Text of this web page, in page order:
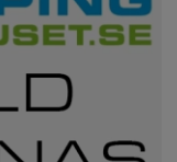
Namn Ö-A
Lägsta pris
Högsta pris
Varumärke